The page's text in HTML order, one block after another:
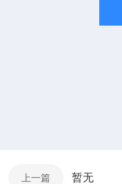
上一篇 暂无